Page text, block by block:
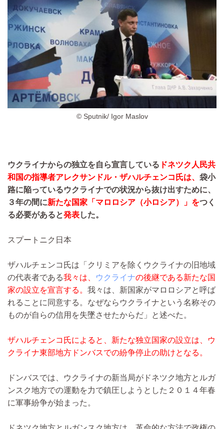
© Sputnik/ Igor Maslov
ウクライナからの独立を自ら宣言している ドネツク人民共
和国の指導者アレクサンドル・ザハルチェンコ氏は、 袋小
路に陥っているウクライナでの状況から抜け出すために、
３年の間に新たな国家「マロロシア（小ロシア）」をつく
る必要があると発表した。
スプートニク日本
ザハルチェンコ氏は「クリミアを除くウクライナの旧地域
の代表者である我々は、 ウクライナの後継である新たな国
家の設立を宣言する。 我々は、新国家がマロロシアと呼ば
れることに同意する。なぜならウクライナという名称その
ものが自らの信用を失墜させたからだ」と述べた。
ザハルチェンコ氏によると、新たな独立国家の設立は、ウ
クライナ東部地方ドンバスでの紛争停止の助けとなる。
ドンバスでは、ウクライナの新当局がドネツク地方とルガ
ンスク地方での運動を力で鎮圧しようとした２０１４年春
に軍事紛争が始まった。